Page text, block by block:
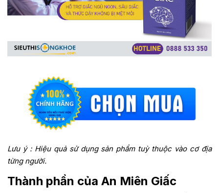
Lưu ý : Hiệu quả sử dụng sản phẩm tuỳ thuộc vào cơ địa
từng người.
Thành phần của An Miên Giấc